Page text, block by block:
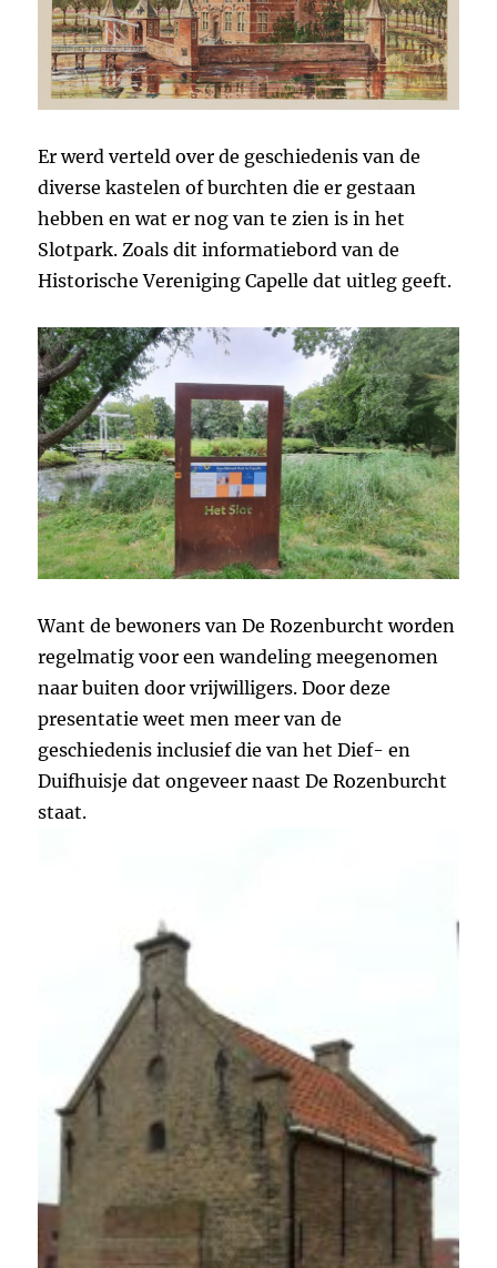
Er werd verteld over de geschiedenis van de
diverse kastelen of burchten die er gestaan
hebben en wat er nog van te zien is in het
Slotpark. Zoals dit informatiebord van de
Historische Vereniging Capelle dat uitleg geeft.
Want de bewoners van De Rozenburcht worden
regelmatig voor een wandeling meegenomen
naar buiten door vrijwilligers. Door deze
presentatie weet men meer van de
geschiedenis inclusief die van het Dief- en
Duifhuisje dat ongeveer naast De Rozenburcht
staat.